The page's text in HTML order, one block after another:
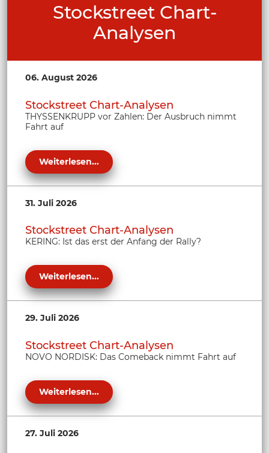
Stockstreet Chart-
Analysen
06. August 2026
Stockstreet Chart-Analysen
THYSSENKRUPP vor Zahlen: Der Ausbruch nimmt
Fahrt auf
Weiterlesen...
31. Juli 2026
Stockstreet Chart-Analysen
KERING: Ist das erst der Anfang der Rally?
Weiterlesen...
29. Juli 2026
Stockstreet Chart-Analysen
NOVO NORDISK: Das Comeback nimmt Fahrt auf
Weiterlesen...
27. Juli 2026